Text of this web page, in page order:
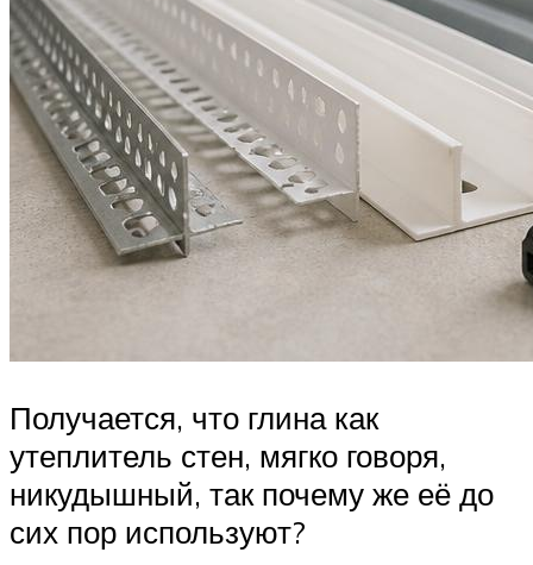
Получается, что глина как
утеплитель стен, мягко говоря,
никудышный, так почему же её до
сих пор используют?